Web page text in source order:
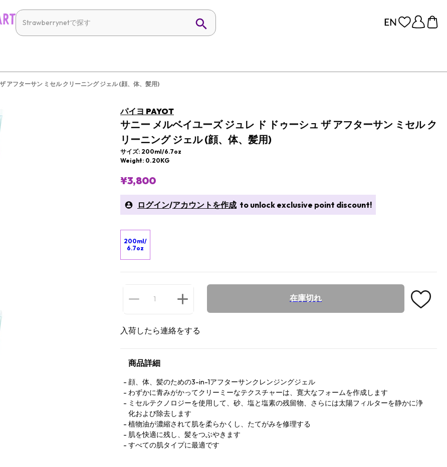
アフターサン ミセル クリーニング ジェル (顔、体、髪用)
パイヨ PAYOT
サニー メルベイユーズ ジュレ ド ドゥーシュ ザ アフターサン ミセル ク
リーニング ジェル (顔、体、髪用)
サイズ: 200ml/6.7oz
Weight: 0.20KG
¥3,800
ログイン/アカウントを作成 to unlock exclusive point discount!
200ml/
6.7oz
在庫切れ
入荷したら連絡をする
商品詳細
顔、体、髪のための3-in-1アフターサンクレンジングジェル
わずかに青みがかってクリーミーなテクスチャーは、寛大なフォームを作成します
ミセルテクノロジーを使用して、砂、塩と塩素の残留物、さらには太陽フィルターを静かに浄
化および除去します
植物油が濃縮されて肌を柔らかくし、たてがみを修理する
肌を快適に残し、髪をつぶやきます
すべての肌タイプに最適です